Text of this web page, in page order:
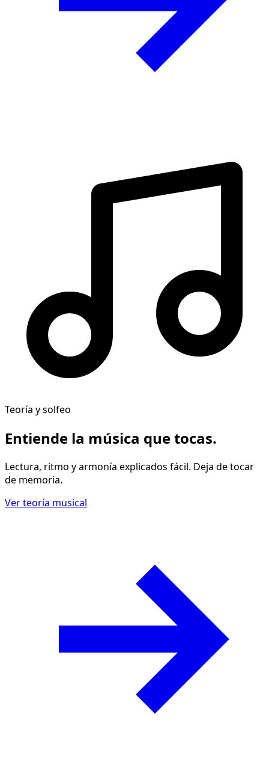
Teoría y solfeo
Entiende la música que tocas.
Lectura, ritmo y armonía explicados fácil. Deja de tocar
de memoria.
Ver teoría musical